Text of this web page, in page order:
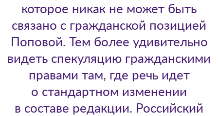
которое никак не может быть
связано с гражданской позицией
Поповой. Тем более удивительно
видеть спекуляцию гражданскими
правами там, где речь идет
о стандартном изменении
в составе редакции. Российский